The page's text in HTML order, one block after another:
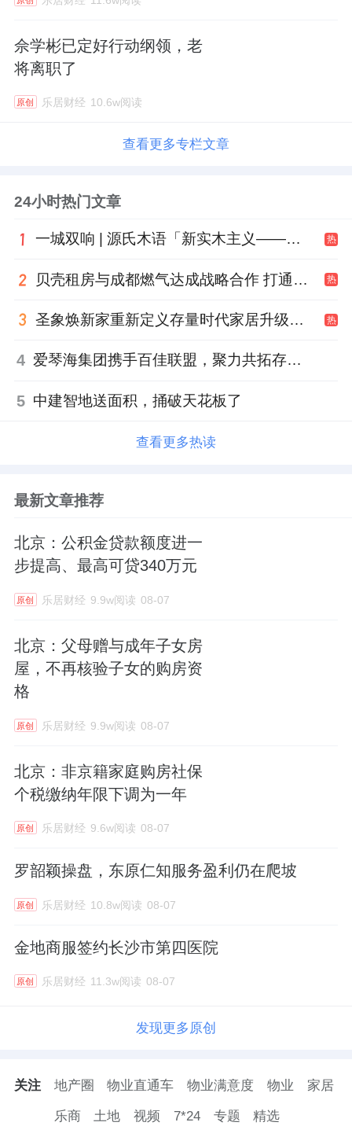
佘学彬已定好行动纲领，老
将离职了
原创 乐居财经 10.6w阅读
查看更多专栏文章
24小时热门文章
一城双响 | 源氏木语「新实木主义——黑标生活提案」发布会落地天津，黑标旗舰店盛大启幕 热
贝壳租房与成都燃气达成战略合作 打通安全巡检“最后一米” 热
圣象焕新家重新定义存量时代家居升级逻辑，筑牢说换就换的底气！ 热
4 爱琴海集团携手百佳联盟，聚力共拓存量商业新赛道
5 中建智地送面积，捅破天花板了
查看更多热读
最新文章推荐
北京：公积金贷款额度进一
步提高、最高可贷340万元
原创 乐居财经 9.9w阅读 08-07
北京：父母赠与成年子女房
屋，不再核验子女的购房资
格
原创 乐居财经 9.9w阅读 08-07
北京：非京籍家庭购房社保
个税缴纳年限下调为一年
原创 乐居财经 9.6w阅读 08-07
罗韶颖操盘，东原仁知服务盈利仍在爬坡
原创 乐居财经 10.8w阅读 08-07
金地商服签约长沙市第四医院
原创 乐居财经 11.3w阅读 08-07
发现更多原创
关注 地产圈 物业直通车 物业满意度 物业 家居
乐商 土地 视频 7*24 专题 精选